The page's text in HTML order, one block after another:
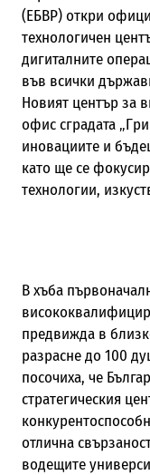
(ЕБВР) откри
технологичен
дигиталните
във всички
Новият център за
офис сградата
иновациите и
като ще се
технологии,
В хъба
предвижда в
разрасне до 100
посочиха, че
стратегическия
отлична
водещите